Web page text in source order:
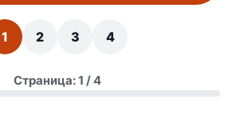
1 2 3 4
Страница: 1 / 4